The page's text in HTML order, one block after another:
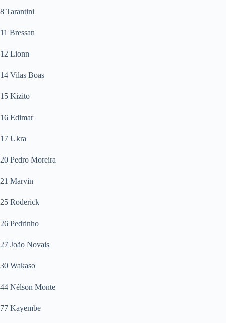
8 Tarantini
11 Bressan
12 Lionn
14 Vilas Boas
15 Kizito
16 Edimar
17 Ukra
20 Pedro Moreira
21 Marvin
25 Roderick
26 Pedrinho
27 João Novais
30 Wakaso
44 Nélson Monte
77 Kayembe